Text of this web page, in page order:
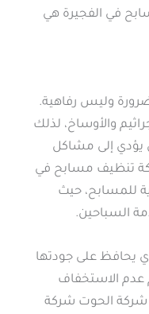
في الفجيرة هي
وليس رفاهية.
والأوساخ، لذلك
يؤدي إلى مشاكل
تنظيف مسابح في
للمسابح، حيث
السباحين.
يحافظ على جودتها
عدم الاستخفاف
شركة الحوت شركة